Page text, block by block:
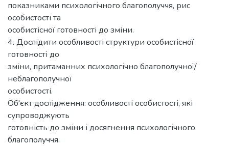
показниками психологічного благополуччя, рис
особистості та
особистісної готовності до зміни.
4. Дослідити особливості структури особистісної
готовності до
зміни, притаманних психологічно благополучної/
неблагополучної
особистості.
Об'єкт дослідження: особливості особистості, які
супроводжують
готовність до зміни і досягнення психологічного
благополуччя.